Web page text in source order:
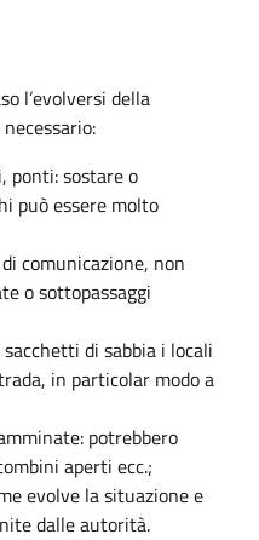
l’evolversi della
ponti: sostare o
può essere molto
comunicazione, non
o sottopassaggi
di sabbia i locali
in particolar modo a
potrebbero
aperti ecc.;
evolve la situazione e
dalle autorità.